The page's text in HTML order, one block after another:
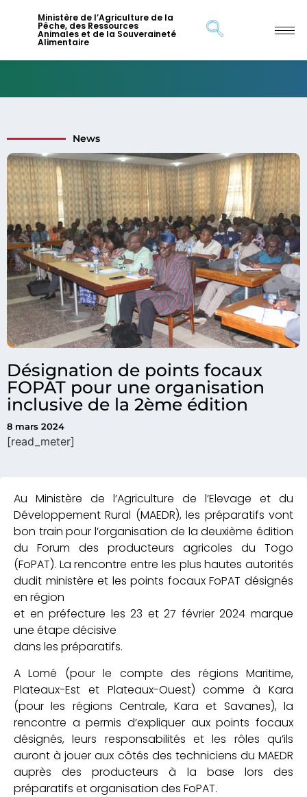
Ministère de l’Agriculture de la
Pêche, des Ressources
Animales et de la Souveraineté
Alimentaire
Désignation de points focaux
FOPAT pour une organisation
inclusive de la 2ème édition
8 mars 2024
[read_meter]
News
Au Ministère de l’Agriculture de l’Elevage et du
Développement Rural (MAEDR), les préparatifs vont
bon train pour l’organisation de la deuxième édition
du Forum des producteurs agricoles du Togo
(FoPAT). La rencontre entre les plus hautes autorités
dudit ministère et les points focaux FoPAT désignés
en région
et en préfecture les 23 et 27 février 2024 marque
une étape décisive
dans les préparatifs.
A Lomé (pour le compte des régions Maritime,
Plateaux-Est et Plateaux-Ouest) comme à Kara
(pour les régions Centrale, Kara et Savanes), la
rencontre a permis d’expliquer aux points focaux
désignés, leurs responsabilités et les rôles qu’ils
auront à jouer aux côtés des techniciens du MAEDR
auprès des producteurs à la base lors des
préparatifs et organisation des FoPAT.